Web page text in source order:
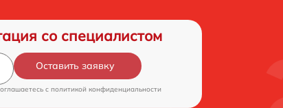
со специалистом
Оставить заявку
c политикой конфиденциальности